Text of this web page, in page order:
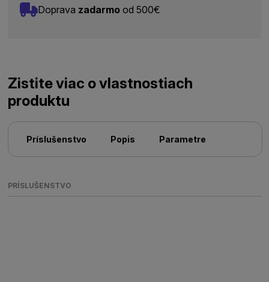
Doprava zadarmo od 500€
Zistite viac o vlastnostiach
produktu
Príslušenstvo Popis Parametre
PRÍSLUŠENSTVO